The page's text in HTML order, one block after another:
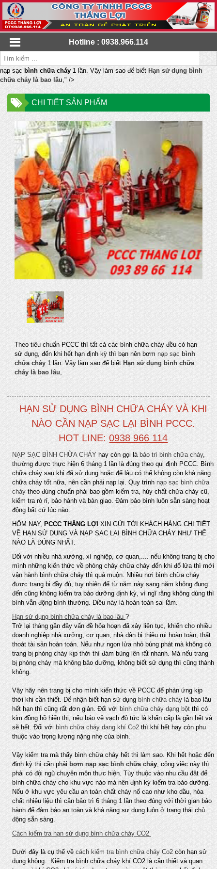
Hotline : 0938.966.114
nạp sạc bình chữa cháy 1 lần. Vậy làm sao để biết Hạn sử dụng bình
chữa cháy là bao lâu," />
CHI TIẾT SẢN PHẨM
Theo tiêu chuẩn PCCC thì tất cả các bình chữa cháy đều có hạn
sử dụng, đến khi hết hạn định kỳ thì bạn nên bơm nạp sạc bình
chữa cháy 1 lần. Vậy làm sao để biết Hạn sử dụng bình chữa
cháy là bao lâu,
HẠN SỬ DỤNG BÌNH CHỮA CHÁY VÀ KHI
NÀO CẦN NẠP SẠC LẠI BÌNH PCCC.
HOT LINE:0938 966 114
NẠP SẠC BÌNH CHỮA CHÁY hay còn gọi là bảo trì bình chữa cháy,
thường được thực hiện 6 tháng 1 lần là đúng theo qui định PCCC. Bình
chữa cháy sau khi đã sử dụng hoặc để lâu có thể không còn khả năng
chữa cháy tốt nữa, nên cần phải nạp lại. Quy trình nạp sạc bình chữa
cháy theo đúng chuẩn phải bao gồm kiểm tra, hủy chất chữa cháy cũ,
kiểm tra rò rỉ, bảo hành và bàn giao. Đảm bảo bình luôn sẵn sàng hoạt
động bất cứ lúc nào.
HÔM NAY, PCCC THẮNG LỢI XIN GỬI TỚI KHÁCH HÀNG CHI TIẾT
VỀ HẠN SỬ DỤNG VÀ NẠP SẠC LẠI BÌNH CHỮA CHÁY NHƯ THẾ
NÀO LÀ ĐÚNG NHẤT.
Đối với nhiều nhà xưởng, xí nghiệp, cơ quan,.... nếu không trang bị cho
mình những kiến thức về phòng cháy chữa cháy đến khi đổ lửa thì mới
vận hành bình chữa cháy thì quá muộn. Nhiều nơi bình chữa cháy
được trang bị đầy đủ, tuy nhiên để từ năm này sang năm không đụng
đến cũng không kiểm tra bảo dưỡng định kỳ, vì ngĩ rằng không dùng thì
bình vẫn động bình thường. Điều này là hoàn toàn sai lầm.
Hạn sử dụng bình chữa cháy là bao lâu ?
Trở lại tháng gần đây vấn đề hỏa hoạn đã xảy liên tục, khiến cho nhiều
doanh nghiệp nhà xưởng, cơ quan, nhà dân bị thiêu rụi hoàn toàn, thất
thoát tài sản hoàn toàn. Nếu như ngọn lửa nhỏ bùng phát mà không có
trang bị phòng cháy kịp thời thì đám bùng lên rất nhanh. Mà nếu trang
bị phòng cháy mà không bảo dưỡng, không biết sử dụng thì cũng thành
không.
Vậy hãy nên trang bị cho mình kiến thức về PCCC để phản ứng kịp
thời khi cần thiết. Để nhận biết hạn sử dụng bình chữa cháy là bao lâu
hết hạn thì cũng rất đơn giản. Đối với bình chữa cháy dạng bột thì có
kim đồng hồ hiển thị, nếu báo về vạch đỏ tức là khẩn cấp là gần hết và
sẽ hết. Đối với bình chữa cháy dạng khí Co2 thì khí hết hay còn phụ
thuộc vào trọng lượng nặng nhẹ của bình.
Vậy kiểm tra mà thấy bình chữa cháy hết thì làm sao. Khi hết hoặc đến
định kỳ thì cần phải bơm nạp sạc bình chữa cháy, công việc này thì
phải có đội ngũ chuyên môn thực hiện. Tùy thuộc vào nhu cầu đặt để
bình chữa cháy cho khu vực nào mà nên định kỳ kiểm tra bảo dưỡng.
Nếu ở khu vực yêu cầu an toàn chất cháy nổ cao như kho dầu, hóa
chất nhiêu liệu thì cần bảo trì 6 tháng 1 lần theo đúng với thời gian bảo
hành để đảm bảo an toàn và khả năng sư dụng luôn ở trạng thái chủ
động sẵn sàng.
Cách kiểm tra hạn sử dụng bình chữa cháy CO2
Dưới đây là cụ thể về cách kiểm tra bình chữa cháy Co2 còn hạn sử
dụng không. Kiếm tra bình chữa cháy khí CO2 là cần thiết và quan